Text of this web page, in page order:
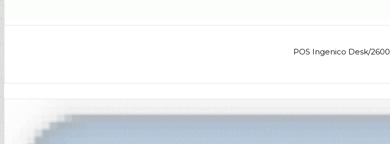
POS Ingenico Desk/2600